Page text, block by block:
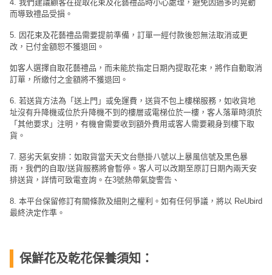
4. 我們建議顧客在提取花束及花藝禮品時小心處理，避免因過多的晃動
而導致禮品受損。
5. 因花束及花藝禮品需要提前準備，訂單一經付款後恕無法取消或更
改，已付金額恕不獲退回。
如客人選擇自取花藝禮品，而未能於指定日期內提取花束，將作自動取消
訂單，所繳付之金額將不獲退回。
6. 若送貨方法為「送上門」或免運費，送貨不包上樓梯服務，如收貨地
址沒有升降機或位於升降機不到的樓層或電梯位於一樓，客人落單時須於
「其他要求」注明，有機會需要收到額外費用或客人需要親身到樓下取
貨。
7. 惡劣天氣安排：如取貨當天天文台懸掛八號以上暴風信號及黑色暴
雨，我們的自取/送貨服務將會暫停。客人可以改期至原訂日期內兩天安
排送貨，詳情可致電查詢。在3號熱帶氣旋警告、
8. 本平台保留修訂有關條款及細則之權利。如有任何爭議，將以 ReUbird
最終決定作準。
保鮮花及乾花保養須知：